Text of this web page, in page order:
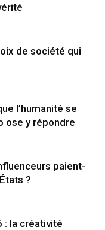
de société qui
l’humanité se
ose y répondre
paient-
?
: la créativité